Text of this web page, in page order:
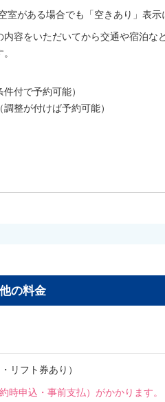
室がある場合でも「空きあり」表示
容をいただいてから交通や宿泊な
付で予約可能）
整が付けば予約可能）
の料金
リフト券あり）
時申込・事前支払）がかかります